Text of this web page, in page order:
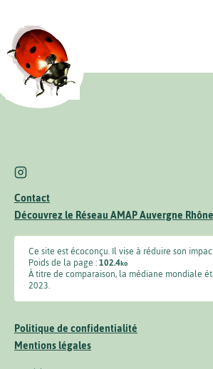
Politique de confidentialité
Mentions légales
Contact
Découvrez le Réseau AMAP Auvergne
Ce site est écoconçu. Il vise à réduire son
Poids de la page :102.4ko
À titre de comparaison, la médiane mondiale
2023.